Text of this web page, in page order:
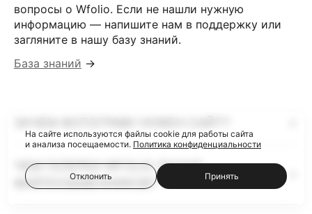
вопросы о Wfolio. Если не нашли нужную
информацию — напишите нам в поддержку или
загляните в нашу базу знаний.
База знаний →
ЧЕМ ГАЛЕРЕИ WFOLIO ЛУЧШЕ
ФАЙЛООБМЕННИКОВ?
На сайте используются файлы cookie для работы сайта
и анализа посещаемости. Политика конфиденциальности
Отклонить Принять